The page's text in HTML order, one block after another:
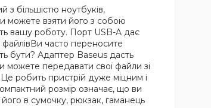
з більшістю ноутбуків,
можете взяти його з собою
вашу роботу. Порт USB-A дає
часто переносите
бути? Адаптер Baseus дасть
передавати свої файли зі
робить пристрій дуже міцним і
розмір означає, що ви
в сумочку, рюкзак, гаманець